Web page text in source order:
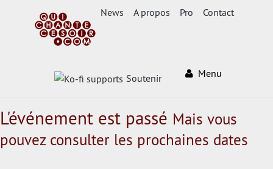
News A propos Pro Contact
Soutenir Menu
L'événement est passé Mais vous
pouvez consulter les prochaines dates